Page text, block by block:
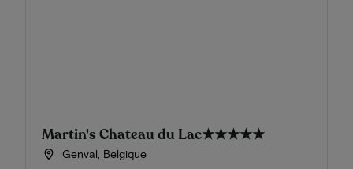
Martin's Chateau du Lac★★★★★
Genval, Belgique